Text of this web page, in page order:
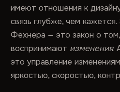
имеют отношения к
связь глубже, чем
Фехнера — это закон о
воспринимают изменения.
это управление
яркостью, скоростью,